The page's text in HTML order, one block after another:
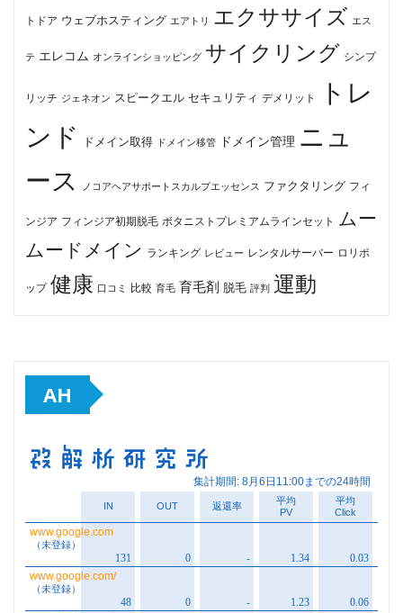
トドア ウェブホスティング エアトリ エクササイズ エス
テ エレコム オンラインショッピング サイクリング シンプ
リッチ ジェネオン スピークエル セキュリティ デメリット
トレ
ンド
ドメイン取得 ドメイン移管 ドメイン管理 ニュ
ース
ノコアヘアサポートスカルプエッセンス ファクタリング フィ
ンジア フィンジア初期脱毛 ボタニストプレミアムラインセット ムー
ムードメイン ランキング レビュー レンタルサーバー ロリポ
ップ 健康 口コミ 比較 育毛 育毛剤 脱毛 評判 運動
AH